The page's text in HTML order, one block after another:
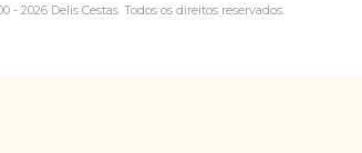
- 2026 Delis Cestas. Todos os direitos reservados.